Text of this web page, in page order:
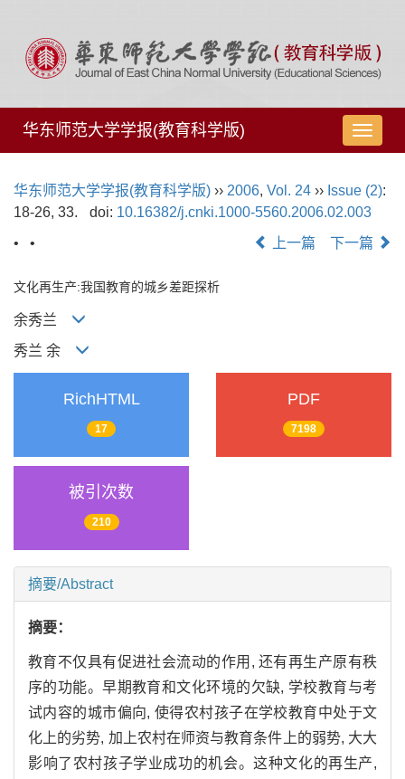
导
航
换
华东师范大学学报(教育科学版)
华东师范大学学报(教育科学版) ›› 2006, Vol. 24 ›› Issue (2):
18-26, 33.
doi: 10.16382/j.cnki.1000-5560.2006.02.003
• •
上一篇 下一篇
文化再生产:我国教育的城乡差距探析
余秀兰
秀兰 余
RichHTML
17
PDF
7198
被引次数
210
摘要/Abstract
摘要：
教育不仅具有促进社会流动的作用, 还有再生产原有秩
序的功能。早期教育和文化环境的欠缺, 学校教育与考
试内容的城市偏向, 使得农村孩子在学校教育中处于文
化上的劣势, 加上农村在师资与教育条件上的弱势, 大大
影响了农村孩子学业成功的机会。这种文化的再生产,